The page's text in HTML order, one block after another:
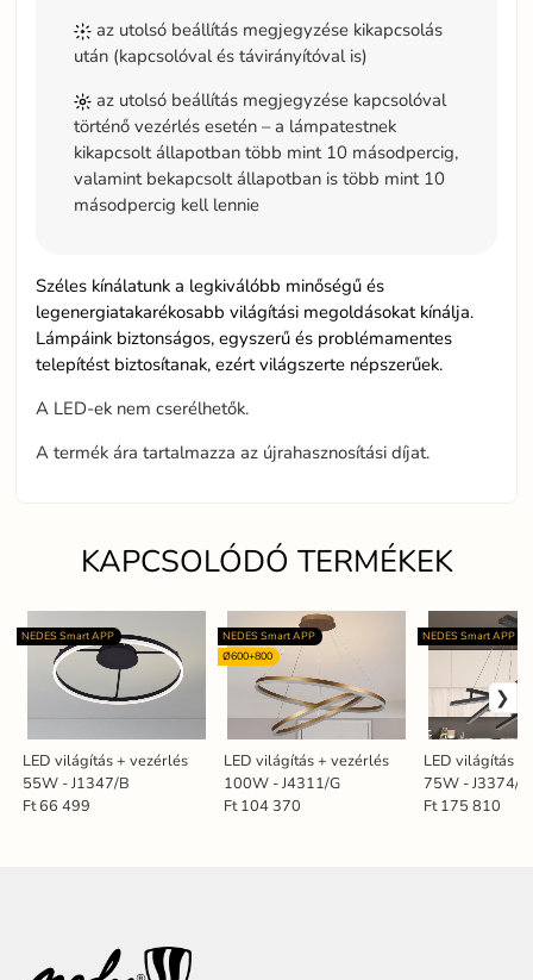
az utolsó beállítás megjegyzése kikapcsolás
után (kapcsolóval és távirányítóval is)
az utolsó beállítás megjegyzése kapcsolóval
történő vezérlés esetén – a lámpatestnek
kikapcsolt állapotban több mint 10 másodpercig,
valamint bekapcsolt állapotban is több mint 10
másodpercig kell lennie
Széles kínálatunk a legkiválóbb minőségű és
legenergiatakarékosabb világítási megoldásokat kínálja.
Lámpáink biztonságos, egyszerű és problémamentes
telepítést biztosítanak, ezért világszerte népszerűek.
A LED-ek nem cserélhetők.
A termék ára tartalmazza az újrahasznosítási díjat.
KAPCSOLÓDÓ TERMÉKEK
LED világítás + vezérlés
55W - J1347/B
NEDES Smart APP
Ft 66 499
LED világítás + vezérlés
100W - J4311/G
NEDES Smart APP
Ø600+800
Ft 104 370
LED világítás +
75W - J3374/
NEDES Smart APP
Ft 175 810